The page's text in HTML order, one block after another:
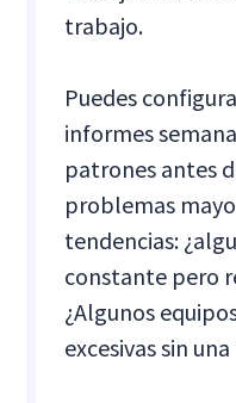
trabajo.
Puedes
informes
patrones antes
problemas
tendencias:
constante pero
¿Algunos
excesivas sin